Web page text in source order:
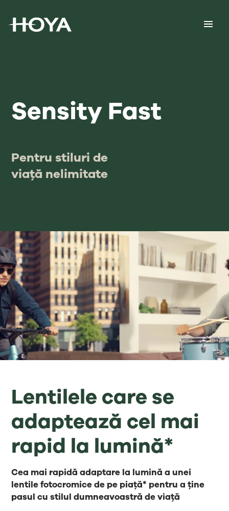
Pentru stiluri de
viață nelimitate
Sensity Fast
Lentilele care se
adaptează cel mai
rapid la lumină*
Cea mai rapidă adaptare la lumină a unei
lentile fotocromice de pe piață* pentru a ține
pasul cu stilul dumneavoastră de viață